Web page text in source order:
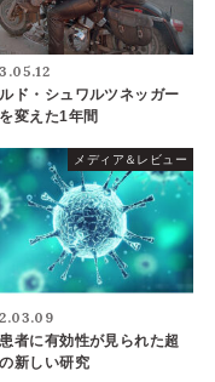
ド・シュワルツネッガー
変えた1年間
メディア＆レビュー
者に有効性が見られた超
新しい研究